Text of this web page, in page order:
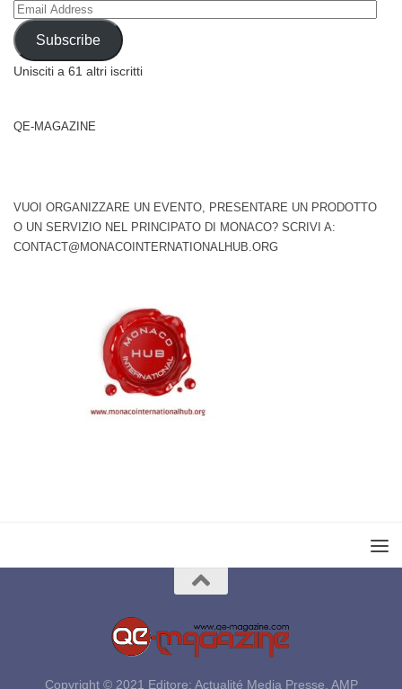
Email
Address
Subscribe
Unisciti a 61 altri iscritti
QE-MAGAZINE
VUOI ORGANIZZARE UN EVENTO, PRESENTARE UN PRODOTTO
O UN SERVIZIO NEL PRINCIPATO DI MONACO? SCRIVI A:
CONTACT@MONACOINTERNATIONALHUB.ORG
Copyright © 2021 Editore: Actualité Media Presse, AMP